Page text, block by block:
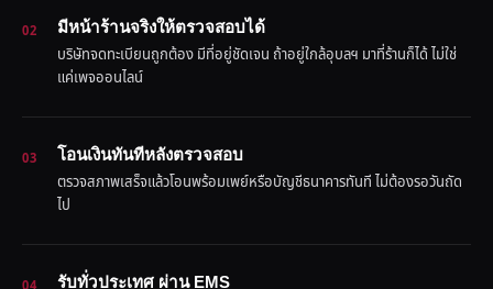
02 มีหน้าร้านจริงให้ตรวจสอบได้
บริษัทจดทะเบียนถูกต้อง มีที่อยู่ชัดเจน ถ้าอยู่ใกล้อุบลฯ มาที่ร้านก็ได้ ไม่ใช่
แค่เพจออนไลน์
03 โอนเงินทันทีหลังตรวจสอบ
ตรวจสภาพเสร็จแล้วโอนพร้อมเพย์หรือบัญชีธนาคารทันที ไม่ต้องรอวันถัด
ไป
รับทั่วประเทศ ผ่าน EMS